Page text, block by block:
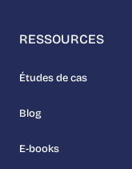
RESSOURCES
Études de cas
Blog
E-books